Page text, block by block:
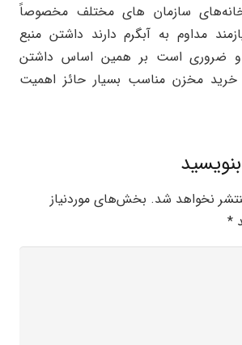
سازمان های مختلف مخصوصاً
مداوم به آبگرم دارند داشتن منبع
و ضروری است بر همین اساس داشتن
خرید مخزن مناسب بسیار حائز اهمیت
نخواهد شد. بخش‌های موردنیاز
*